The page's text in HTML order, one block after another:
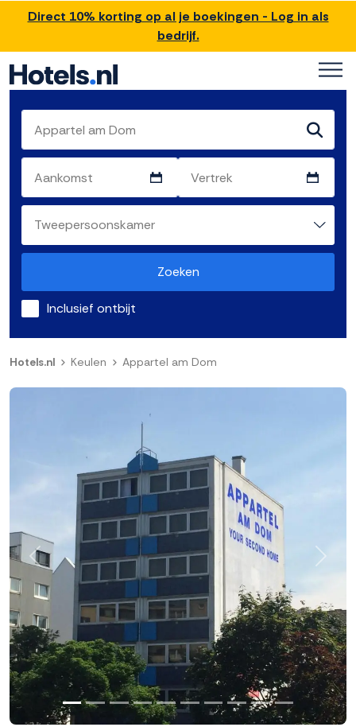
Direct 10% korting op al je boekingen - Log in als
bedrijf.
Zoeken
Inclusief ontbijt
Hotels.nl Keulen Appartel am Dom